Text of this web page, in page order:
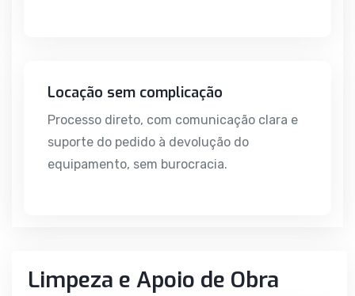
Limpeza e Apoio de Obra
Locação sem complicação
Processo direto, com comunicação clara e
suporte do pedido à devolução do
equipamento, sem burocracia.